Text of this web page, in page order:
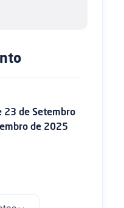
23 de Setembro
de 2025